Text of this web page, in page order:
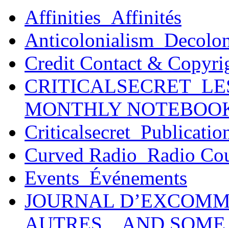
Affinities_Affinités
Credit Contact &
MONTHLY
Curved Radio_Radio
Events_Événements
JOURNAL